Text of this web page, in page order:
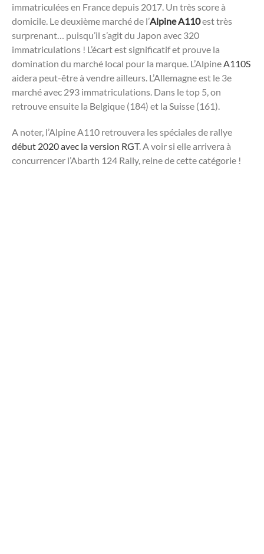
immatriculées en France depuis 2017. Un très score à
domicile. Le deuxième marché de l’Alpine A110est très
surprenant… puisqu’il s’agit du Japon avec 320
immatriculations ! L’écart est significatif et prouve la
domination du marché local pour la marque. L’AlpineA110S
aidera peut-être à vendre ailleurs. L’Allemagne est le 3e
marché avec 293 immatriculations. Dans le top 5, on
retrouve ensuite la Belgique (184) et la Suisse (161).
A noter, l’Alpine A110 retrouvera les spéciales de rallye
début 2020 avec la version RGT. A voir si elle arrivera à
concurrencer l’Abarth 124 Rally, reine de cette catégorie !